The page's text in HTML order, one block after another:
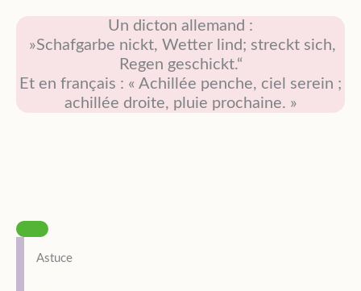
Un dicton allemand :
»Schafgarbe nickt, Wetter lind; streckt sich,
Regen geschickt.“
Et en français : « Achillée penche, ciel serein ;
achillée droite, pluie prochaine. »
Astuce